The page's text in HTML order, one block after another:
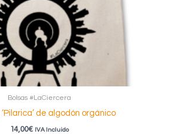
Bolsas #LaCiercera
de algodón orgánico
14,00€ IVA Incluido